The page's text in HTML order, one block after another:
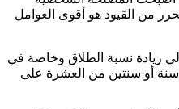
من القيود هو أقوى العوامل
زيادة نسبة الطلاق وخاصة في
سنة أو سنتين من العشرة على